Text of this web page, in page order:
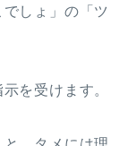
しょ」の「ツ
を受けます。